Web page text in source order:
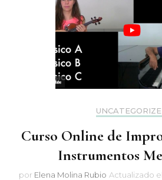
Curso Online de
Instrumentos
por Elena Molina Rubio Actualizado el